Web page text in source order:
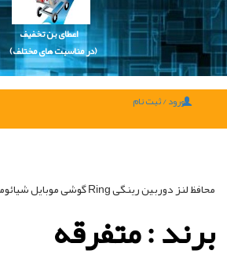
اعطای بن تخفیف
(در مناسبت های مختلف)
ورود / ثبت نام
محافظ لنز دوربین رینگی Ring گوشی موبایل شیائومی Redmi 13C 4G
برند : متفرقه